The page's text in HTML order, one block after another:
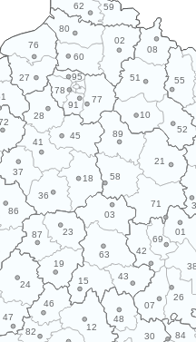
10
12
15
18
19
21
23
24
26
27
28
30
36
37
41
42
43
45
46
47
48
51
52
55
58
59
60
62
63
69
01
02
03
07
08
71
76
77
78
80
82 84
86
87
89
91
95